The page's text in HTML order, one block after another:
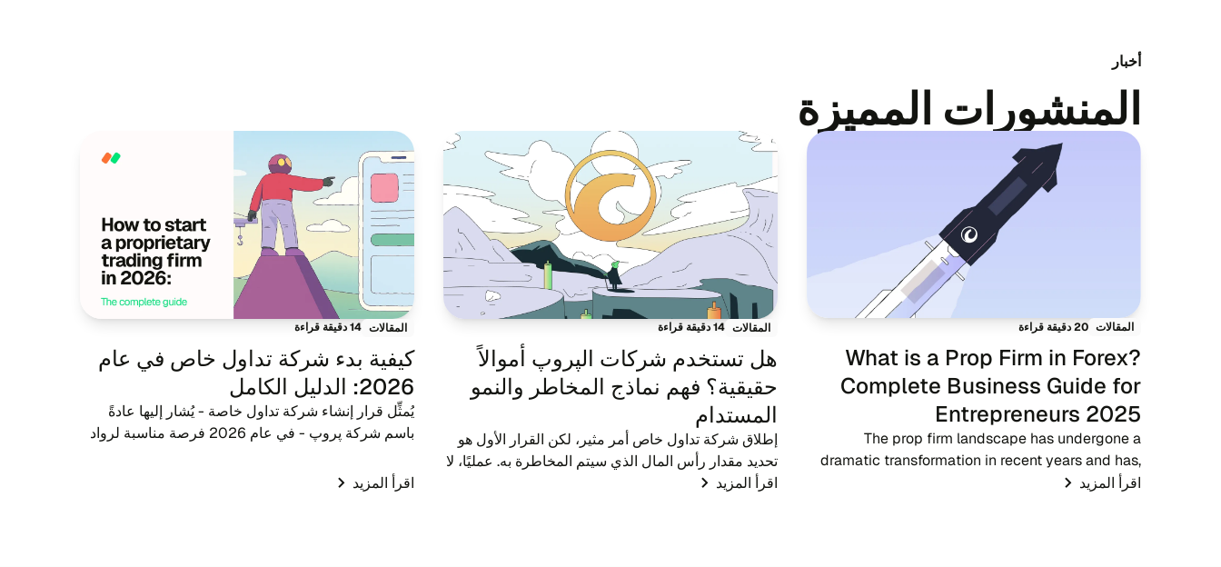
أخبار
المنشورات المميزة
المقالات 20 دقيقة قراءة
What is a Prop Firm in Forex?
Complete Business Guide for
Entrepreneurs 2025
The prop firm landscape has undergone a
dramatic transformation in recent years and has,
in fact, become one of the most significant
اقرأ المزيد
المقالات 14 دقيقة قراءة
هل تستخدم شركات الپروپ أموالاً
حقيقية؟ فهم نماذج المخاطر والنمو
المستدام
إطلاق شركة تداول خاص أمر مثير، لكن القرار الأول هو
تحديد مقدار رأس المال الذي سيتم المخاطرة به. عمليًا، لا
تمنح الشركات المشاركين الجدد حسابات حقيقية كبيرة
اقرأ المزيد
المقالات 14 دقيقة قراءة
كيفية بدء شركة تداول خاص في عام
2026: الدليل الكامل
يُمثِّل قرار إنشاء شركة تداول خاصة - يُشار إليها عادةً
باسم شركة پروپ - في عام 2026 فرصة مناسبة لرواد
التداول. مع تطور المشهد المالي، يتطور أيضًا ال...
اقرأ المزيد